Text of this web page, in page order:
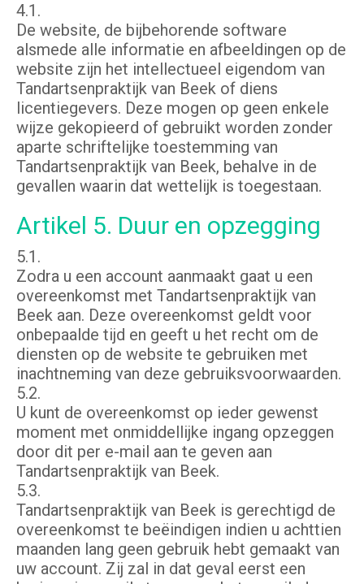
4.1.
De website, de bijbehorende software
alsmede alle informatie en afbeeldingen op de
website zijn het intellectueel eigendom van
Tandartsenpraktijk van Beek of diens
licentiegevers. Deze mogen op geen enkele
wijze gekopieerd of gebruikt worden zonder
aparte schriftelijke toestemming van
Tandartsenpraktijk van Beek, behalve in de
gevallen waarin dat wettelijk is toegestaan.
Artikel 5. Duur en opzegging
5.1.
Zodra u een account aanmaakt gaat u een
overeenkomst met Tandartsenpraktijk van
Beek aan. Deze overeenkomst geldt voor
onbepaalde tijd en geeft u het recht om de
diensten op de website te gebruiken met
inachtneming van deze gebruiksvoorwaarden.
5.2.
U kunt de overeenkomst op ieder gewenst
moment met onmiddellijke ingang opzeggen
door dit per e-mail aan te geven aan
Tandartsenpraktijk van Beek.
5.3.
Tandartsenpraktijk van Beek is gerechtigd de
overeenkomst te beëindigen indien u achttien
maanden lang geen gebruik hebt gemaakt van
uw account. Zij zal in dat geval eerst een